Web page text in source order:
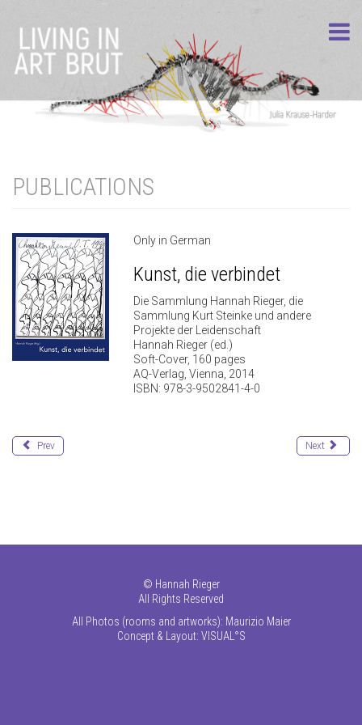
PUBLICATIONS
Only in German
Kunst, die verbindet
Die Sammlung Hannah Rieger, die
Sammlung Kurt Steinke und andere
Projekte der Leidenschaft
Hannah Rieger (ed.)
Soft-Cover, 160 pages
AQ-Verlag, Vienna, 2014
ISBN: 978-3-9502841-4-0
Prev Next
© Hannah Rieger
All Rights Reserved
All Photos (rooms and artworks): Maurizio Maier
Concept & Layout: VISUAL°S